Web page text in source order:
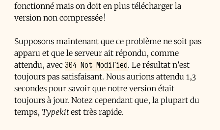
fonctionné mais on doit en plus télécharger la
version non compressée !
Supposons maintenant que ce problème ne soit pas
apparu et que le serveur ait répondu, comme
attendu, avec 304 Not Modified. Le résultat n’est
toujours pas satisfaisant. Nous aurions attendu 1,3
secondes pour savoir que notre version était
toujours à jour. Notez cependant que, la plupart du
temps, Typekitest très rapide.